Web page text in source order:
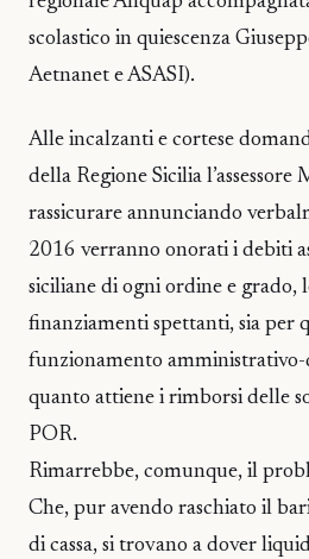
scolastico in quiescenza
Aetnanet e ASASI).
Alle incalzanti e cortese
della Regione Sicilia
rassicurare annunciando
2016 verranno onorati i debiti
siciliane di ogni ordine e grado,
finanziamenti spettanti, sia per
funzionamento amministrativo-
quanto attiene i rimborsi delle
POR.
Rimarrebbe, comunque, il
Che, pur avendo raschiato il
di cassa, si trovano a dover